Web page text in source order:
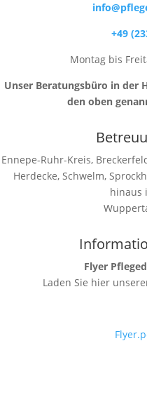
+49
Montag bis
Unser Beratungsbüro in der
den oben
Ennepe-Ruhr-Kreis,
Herdecke, Schwelm,
hinaus
Flyer
Laden Sie hier